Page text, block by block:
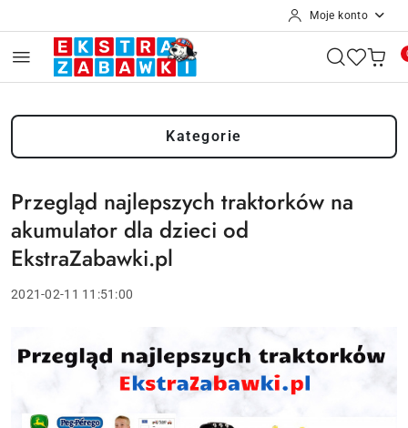
Moje konto
Kategorie
Przegląd najlepszych traktorków na
akumulator dla dzieci od
EkstraZabawki.pl
2021-02-11 11:51:00